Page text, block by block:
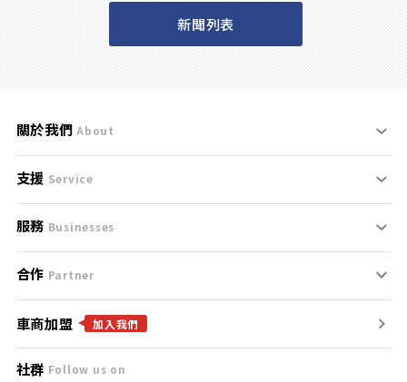
新聞列表
關於我們 About
刊登規範
服務條款
免責聲明
隱私權政策
團隊
支援 Service
支援中心
聯絡我們
服務 Businesses
什麼是Goo鑑定？
找好車
找好店
合作 Partner
合作夥伴
廣告合作
車商加盟 加入我們
社群 Follow us on